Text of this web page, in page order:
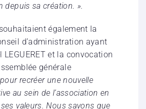
depuis sa création. ».
également la
d’administration ayant
et la convocation
générale
recréer une nouvelle
au sein de l’association en
valeurs. Nous savons que